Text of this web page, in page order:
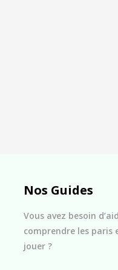
Nos Guides
Vous avez besoin
comprendre les paris
jouer ?